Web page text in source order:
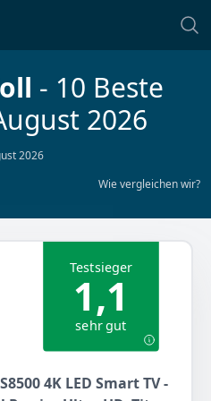
- 10 Beste
2026
2026
Wie vergleichen wir?
Testsieger
1,1
sehr gut
4K LED Smart TV -